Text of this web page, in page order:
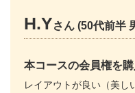
H.Yさん (50代前半
本コースの会員権を
レイアウトが良い（美し